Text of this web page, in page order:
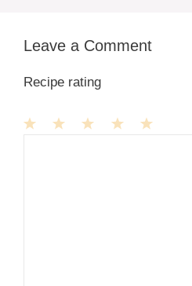
Leave a Comment
Recipe rating